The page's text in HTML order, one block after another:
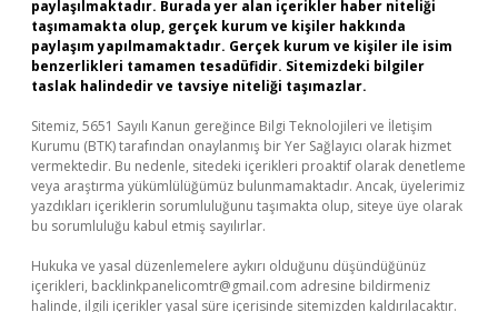
paylaşılmaktadır. Burada yer alan içerikler haber niteliği
taşımamakta olup, gerçek kurum ve kişiler hakkında
paylaşım yapılmamaktadır. Gerçek kurum ve kişiler ile isim
benzerlikleri tamamen tesadüfidir. Sitemizdeki bilgiler
taslak halindedir ve tavsiye niteliği taşımazlar.
Sitemiz, 5651 Sayılı Kanun gereğince Bilgi Teknolojileri ve İletişim
Kurumu (BTK) tarafından onaylanmış bir Yer Sağlayıcı olarak hizmet
vermektedir. Bu nedenle, sitedeki içerikleri proaktif olarak denetleme
veya araştırma yükümlülüğümüz bulunmamaktadır. Ancak, üyelerimiz
yazdıkları içeriklerin sorumluluğunu taşımakta olup, siteye üye olarak
bu sorumluluğu kabul etmiş sayılırlar.
Hukuka ve yasal düzenlemelere aykırı olduğunu düşündüğünüz
içerikleri, backlinkpanelicomtr@gmail.com adresine bildirmeniz
halinde, ilgili içerikler yasal süre içerisinde sitemizden kaldırılacaktır.